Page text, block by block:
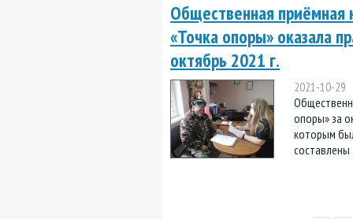
Общественная
«Точка опоры» оказала
октябрь 2021 г.
2021-10-29
опоры» за
которым
составлены